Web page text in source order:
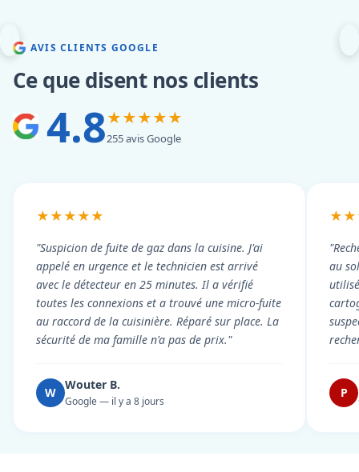
AVIS CLIENTS GOOGLE
Ce que disent nos clients
4.8★★★★★
255 avis Google
★★★★★
"Suspicion de fuite de gaz dans la cuisine. J'ai
appelé en urgence et le technicien est arrivé
avec le détecteur en 25 minutes. Il a vérifié
toutes les connexions et a trouvé une micro-fuite
au raccord de la cuisinière. Réparé sur place. La
sécurité de ma famille n'a pas de prix."
W
Wouter B.
Google — il y a 8 jours
au
P